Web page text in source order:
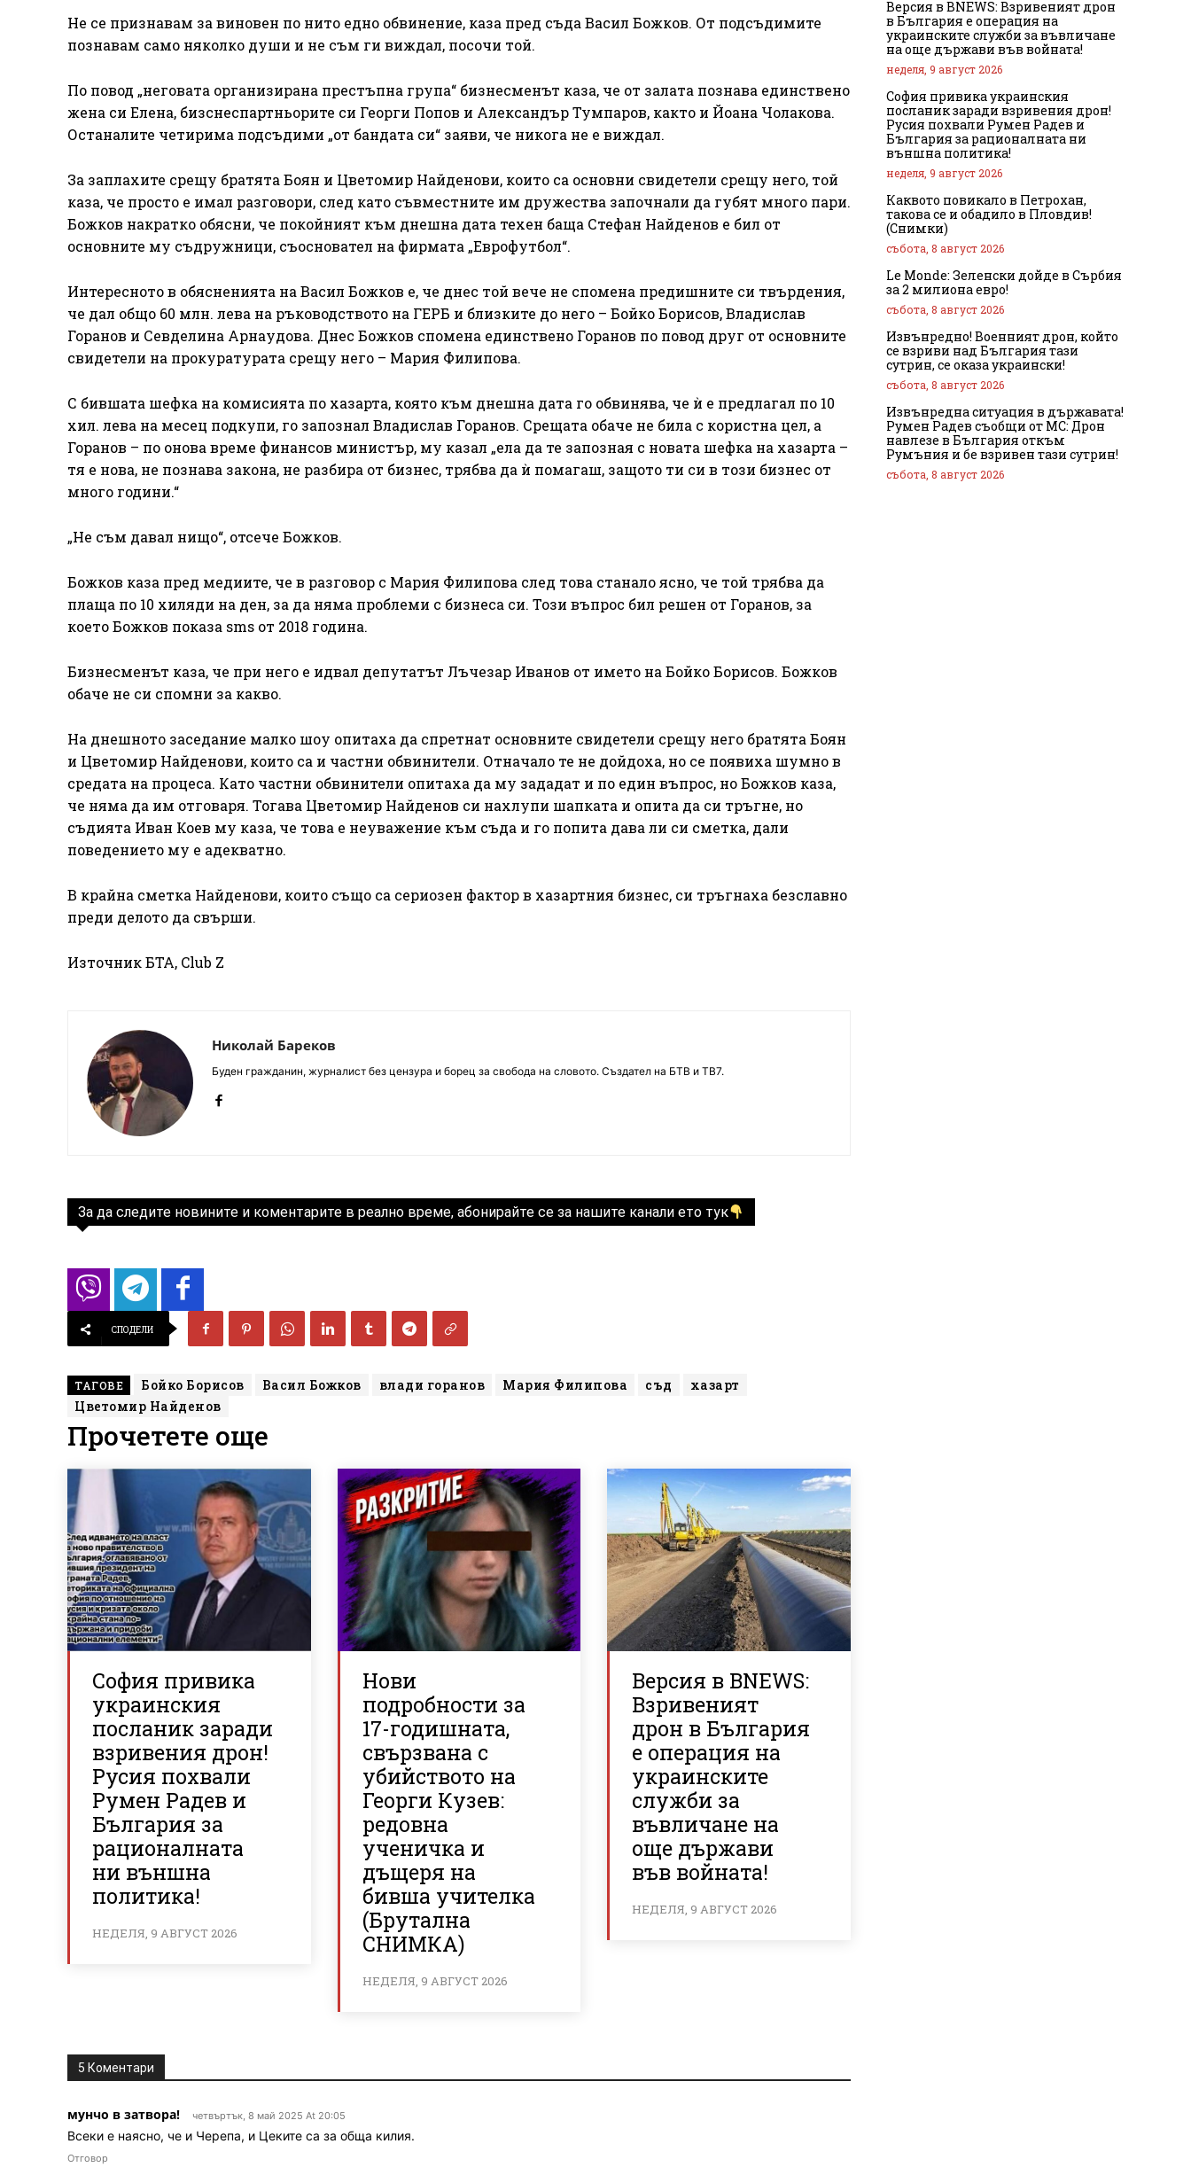
Не се признавам за виновен по нито едно обвинение, каза пред съда Васил Божков. От подсъдимите
познавам само няколко души и не съм ги виждал, посочи той.
По повод „неговата организирана престъпна група“ бизнесменът каза, че от залата познава единствено
жена си Елена, бизснеспартньорите си Георги Попов и Александър Тумпаров, както и Йоана Чолакова.
Останалите четирима подсъдими „от бандата си“ заяви, че никога не е виждал.
За заплахите срещу братята Боян и Цветомир Найденови, които са основни свидетели срещу него, той
каза, че просто е имал разговори, след като съвместните им дружества започнали да губят много пари.
Божков накратко обясни, че покойният към днешна дата техен баща Стефан Найденов е бил от
основните му съдружници, съосновател на фирмата „Еврофутбол“.
Интересното в обясненията на Васил Божков е, че днес той вече не спомена предишните си твърдения,
че дал общо 60 млн. лева на ръководството на ГЕРБ и близките до него – Бойко Борисов, Владислав
Горанов и Севделина Арнаудова. Днес Божков спомена единствено Горанов по повод друг от основните
свидетели на прокуратурата срещу него – Мария Филипова.
С бившата шефка на комисията по хазарта, която към днешна дата го обвинява, че ѝ е предлагал по 10
хил. лева на месец подкупи, го запознал Владислав Горанов. Срещата обаче не била с користна цел, а
Горанов – по онова време финансов министър, му казал „ела да те запозная с новата шефка на хазарта –
тя е нова, не познава закона, не разбира от бизнес, трябва да ѝ помагаш, защото ти си в този бизнес от
много години.“
„Не съм давал нищо“, отсече Божков.
Божков каза пред медиите, че в разговор с Мария Филипова след това станало ясно, че той трябва да
плаща по 10 хиляди на ден, за да няма проблеми с бизнеса си. Този въпрос бил решен от Горанов, за
което Божков показа sms от 2018 година.
Бизнесменът каза, че при него е идвал депутатът Лъчезар Иванов от името на Бойко Борисов. Божков
обаче не си спомни за какво.
На днешното заседание малко шоу опитаха да спретнат основните свидетели срещу него братята Боян
и Цветомир Найденови, които са и частни обвинители. Отначало те не дойдоха, но се появиха шумно в
средата на процеса. Като частни обвинители опитаха да му зададат и по един въпрос, но Божков каза,
че няма да им отговаря. Тогава Цветомир Найденов си нахлупи шапката и опита да си тръгне, но
съдията Иван Коев му каза, че това е неуважение към съда и го попита дава ли си сметка, дали
поведението му е адекватно.
В крайна сметка Найденови, които също са сериозен фактор в хазартния бизнес, си тръгнаха безславно
преди делото да свърши.
Източник БТА, Club Z
Николай Бареков
Буден гражданин, журналист без цензура и борец за свобода на словото. Създател на БТВ и ТВ7.
За да следите новините и коментарите в реално време, абонирайте се за нашите канали ето тук
СПОДЕЛИ
ТАГОВЕ Бойко Борисов Васил Божков влади горанов Мария Филипова съд
хазарт
Цветомир Найденов
Прочетете още
София привика
украинския
посланик заради
взривения дрон!
Русия похвали
Румен Радев и
България за
рационалната
ни външна
политика!
НЕДЕЛЯ, 9 АВГУСТ 2026
Нови
подробности за
17-годишната,
свързвана с
убийството на
Георги Кузев:
редовна
ученичка и
дъщеря на
бивша учителка
(Брутална
СНИМКА)
НЕДЕЛЯ, 9 АВГУСТ 2026
Версия в BNEWS:
Взривеният
дрон в България
е операция на
украинските
служби за
въвличане на
още държави
във войната!
НЕДЕЛЯ, 9 АВГУСТ 2026
5 Коментари
мунчо в затвора! четвъртък, 8 май 2025 At 20:05
Всеки е наясно, че и Черепа, и Цеките са за обща килия.
Отговор
Версия в BNEWS: Взривеният дрон
в България е операция на
украинските служби за въвличане
на още държави във войната!
неделя, 9 август 2026
София привика украинския
посланик заради взривения дрон!
Русия похвали Румен Радев и
България за рационалната ни
външна политика!
неделя, 9 август 2026
Каквото повикало в Петрохан,
такова се и обадило в Пловдив!
(Снимки)
събота, 8 август 2026
Le Monde: Зеленски дойде в Сърбия
за 2 милиона евро!
събота, 8 август 2026
Извънредно! Военният дрон, който
се взриви над България тази
сутрин, се оказа украински!
събота, 8 август 2026
Извънредна ситуация в държавата!
Румен Радев съобщи от МС: Дрон
навлезе в България откъм
Румъния и бе взривен тази сутрин!
събота, 8 август 2026